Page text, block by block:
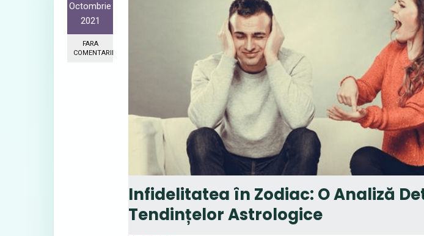
Octombrie
2021
FARA
COMENTARII
Infidelitatea în Zodiac: O Analiză
Tendințelor Astrologice